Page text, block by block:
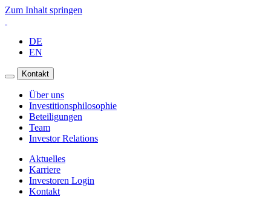
Zum Inhalt springen
DE
EN
Kontakt
Über uns
Investitionsphilosophie
Beteiligungen
Team
Investor Relations
Aktuelles
Karriere
Investoren Login
Kontakt